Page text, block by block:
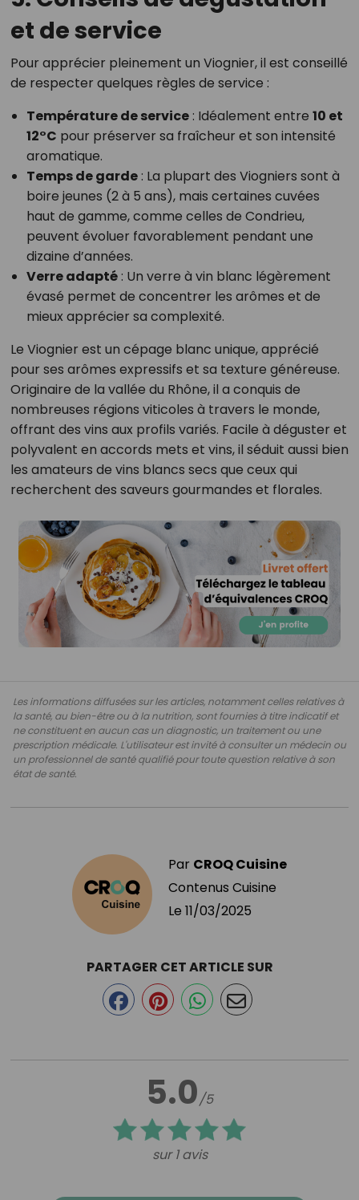
et de service
Pour apprécier pleinement un Viognier, il est conseillé
de respecter quelques règles de service :
Température de service: Idéalement entre 10 et
12°C pour préserver sa fraîcheur et son intensité
aromatique.
Temps de garde: La plupart des Viogniers sont à
boire jeunes (2 à 5 ans), mais certaines cuvées
haut de gamme, comme celles de Condrieu,
peuvent évoluer favorablement pendant une
dizaine d’années.
Verre adapté: Un verre à vin blanc légèrement
évasé permet de concentrer les arômes et de
mieux apprécier sa complexité.
Le Viognier est un cépage blanc unique, apprécié
pour ses arômes expressifs et sa texture généreuse.
Originaire de la vallée du Rhône, il a conquis de
nombreuses régions viticoles à travers le monde,
offrant des vins aux profils variés. Facile à déguster et
polyvalent en accords mets et vins, il séduit aussi bien
les amateurs de vins blancs secs que ceux qui
recherchent des saveurs gourmandes et florales.
Les informations diffusées sur les articles, notamment celles relatives à
la santé, au bien-être ou à la nutrition, sont fournies à titre indicatif et
ne constituent en aucun cas un diagnostic, un traitement ou une
prescription médicale. L'utilisateur est invité à consulter un médecin ou
un professionnel de santé qualifié pour toute question relative à son
état de santé.
Par CROQ Cuisine
Contenus Cuisine
Le 11/03/2025
5.0/5
sur 1 avis
PARTAGER CET ARTICLE SUR